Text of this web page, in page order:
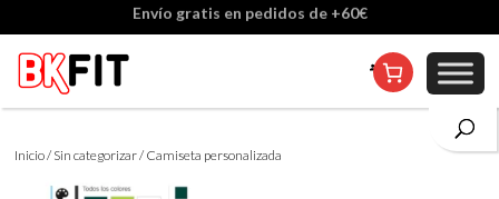
Cambio de talla incluido, excepto en personalizados
Inicio/ Sin categorizar/ Camiseta personalizada